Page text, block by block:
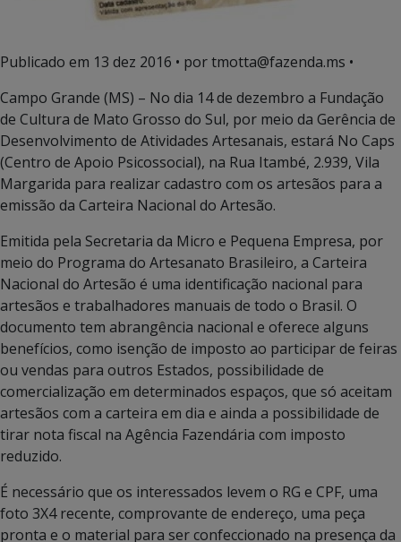
Publicado em 13 dez 2016 • por tmotta@fazenda.ms •
Campo Grande (MS) – No dia 14 de dezembro a Fundação
de Cultura de Mato Grosso do Sul, por meio da Gerência de
Desenvolvimento de Atividades Artesanais, estará No Caps
(Centro de Apoio Psicossocial), na Rua Itambé, 2.939, Vila
Margarida para realizar cadastro com os artesãos para a
emissão da Carteira Nacional do Artesão.
Emitida pela Secretaria da Micro e Pequena Empresa, por
meio do Programa do Artesanato Brasileiro, a Carteira
Nacional do Artesão é uma identificação nacional para
artesãos e trabalhadores manuais de todo o Brasil. O
documento tem abrangência nacional e oferece alguns
benefícios, como isenção de imposto ao participar de feiras
ou vendas para outros Estados, possibilidade de
comercialização em determinados espaços, que só aceitam
artesãos com a carteira em dia e ainda a possibilidade de
tirar nota fiscal na Agência Fazendária com imposto
reduzido.
É necessário que os interessados levem o RG e CPF, uma
foto 3X4 recente, comprovante de endereço, uma peça
pronta e o material para ser confeccionado na presença da